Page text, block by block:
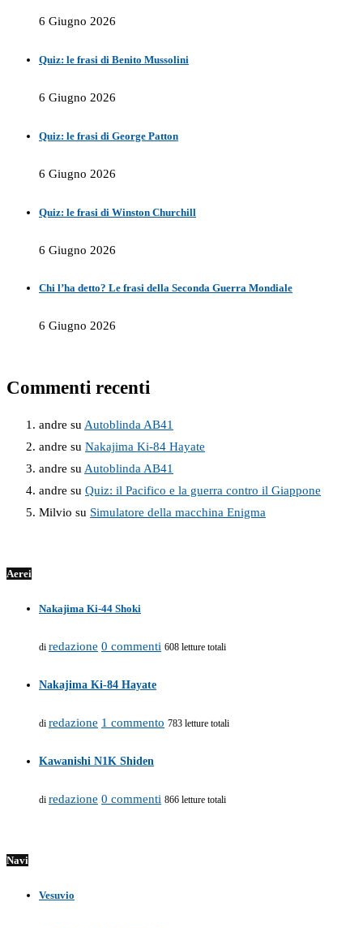
6 Giugno 2026
Quiz: le frasi di Benito Mussolini
6 Giugno 2026
Quiz: le frasi di George Patton
6 Giugno 2026
Quiz: le frasi di Winston Churchill
6 Giugno 2026
Chi l’ha detto? Le frasi della Seconda Guerra Mondiale
6 Giugno 2026
Commenti recenti
andre su Autoblinda AB41
andre su Nakajima Ki-84 Hayate
andre su Autoblinda AB41
andre su Quiz: il Pacifico e la guerra contro il Giappone
Milvio su Simulatore della macchina Enigma
Aerei
Nakajima Ki-44 Shoki
di redazione 0 commenti 608 letture totali
Nakajima Ki-84 Hayate
di redazione 1 commento 783 letture totali
Kawanishi N1K Shiden
di redazione 0 commenti 866 letture totali
Navi
Vesuvio